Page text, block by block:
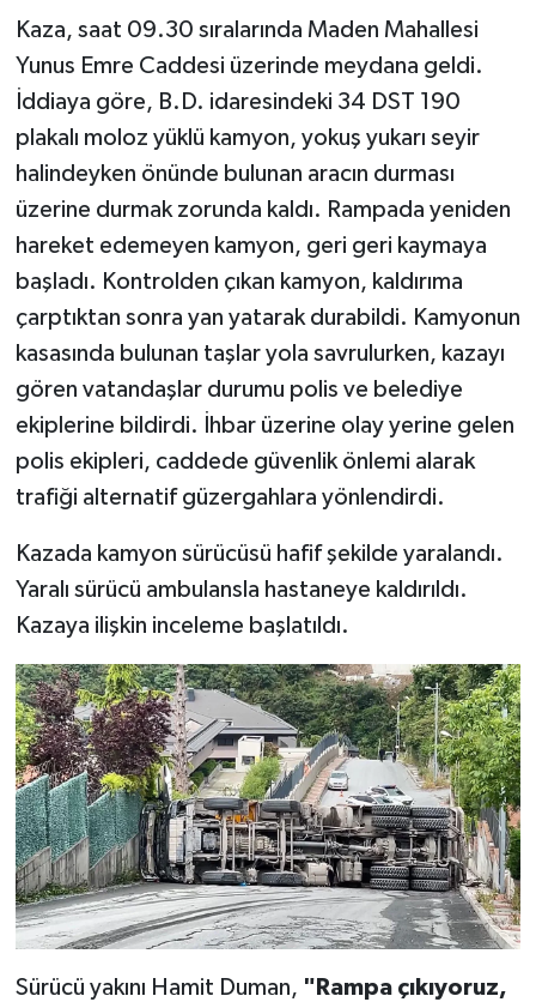
Kaza, saat 09.30 sıralarında Maden Mahallesi
Yunus Emre Caddesi üzerinde meydana geldi.
İddiaya göre, B.D. idaresindeki 34 DST 190
plakalı moloz yüklü kamyon, yokuş yukarı seyir
halindeyken önünde bulunan aracın durması
üzerine durmak zorunda kaldı. Rampada yeniden
hareket edemeyen kamyon, geri geri kaymaya
başladı. Kontrolden çıkan kamyon, kaldırıma
çarptıktan sonra yan yatarak durabildi. Kamyonun
kasasında bulunan taşlar yola savrulurken, kazayı
gören vatandaşlar durumu polis ve belediye
ekiplerine bildirdi. İhbar üzerine olay yerine gelen
polis ekipleri, caddede güvenlik önlemi alarak
trafiği alternatif güzergahlara yönlendirdi.
Kazada kamyon sürücüsü hafif şekilde yaralandı.
Yaralı sürücü ambulansla hastaneye kaldırıldı.
Kazaya ilişkin inceleme başlatıldı.
Sürücü yakını Hamit Duman, "Rampa çıkıyoruz,